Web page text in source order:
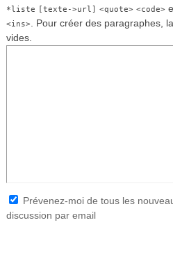
*liste [texte->url] <quote> <code>
<ins>. Pour créer des paragraphes,
vides.
Prévenez-moi de tous les
discussion par email